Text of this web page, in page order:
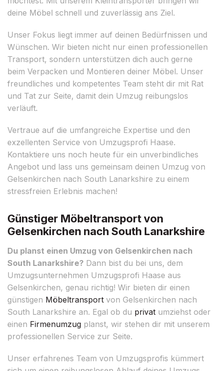
deine Möbel schnell und zuverlässig ans Ziel.
Unser Fokus liegt immer auf deinen Bedürfnissen und
Wünschen. Wir bieten nicht nur einen professionellen
Transport, sondern unterstützen dich auch gerne
beim Verpacken und Montieren deiner Möbel. Unser
freundliches und kompetentes Team steht dir mit Rat
und Tat zur Seite, damit dein Umzug reibungslos
verläuft.
Vertraue auf die umfangreiche Expertise und den
exzellenten Service von Umzugsprofi Haase.
Kontaktiere uns noch heute für ein unverbindliches
Angebot und lass uns gemeinsam deinen Umzug von
Gelsenkirchen nach South Lanarkshire zu einem
stressfreien Erlebnis machen!
Günstiger Möbeltransport von
Gelsenkirchen nach South Lanarkshire
Du planst einen Umzug von Gelsenkirchen nach
South Lanarkshire? Dann bist du bei uns, dem
Umzugsunternehmen Umzugsprofi Haase aus
Gelsenkirchen, genau richtig! Wir bieten dir einen
günstigen Möbeltransport von Gelsenkirchen nach
South Lanarkshire an. Egal ob du privat umziehst oder
einen Firmenumzug planst, wir stehen dir mit unserem
professionellen Service zur Seite.
Unser erfahrenes Team von Umzugsprofis kümmert